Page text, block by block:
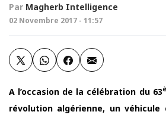
Par Magherb Intelligence
02 Novembre 2017 - 11:57
A l’occasion de la célébration du 63
révolution algérienne, un